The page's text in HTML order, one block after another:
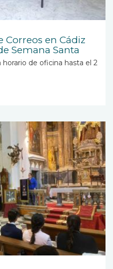
en Cádiz
Semana Santa
de oficina hasta el 2